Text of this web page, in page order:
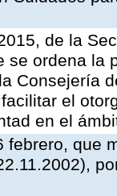
de la
se ordena la
Consejería
el
en el
febrero, que